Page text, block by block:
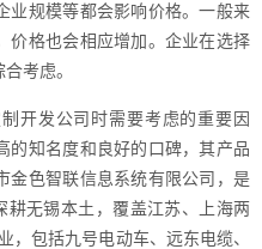
业规模等都会影响价格。一般来
价格也会相应增加。企业在选择
考虑。
开发公司时需要考虑的重要因
的知名度和良好的口碑，其产品
金色智联信息系统有限公司，是
无锡本土，覆盖江苏、上海两
，包括九号电动车、远东电缆、